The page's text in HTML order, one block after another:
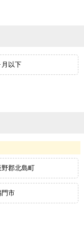
月以下
野郡北島町
門市